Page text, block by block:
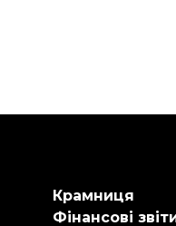
Крамниця
Фінансові